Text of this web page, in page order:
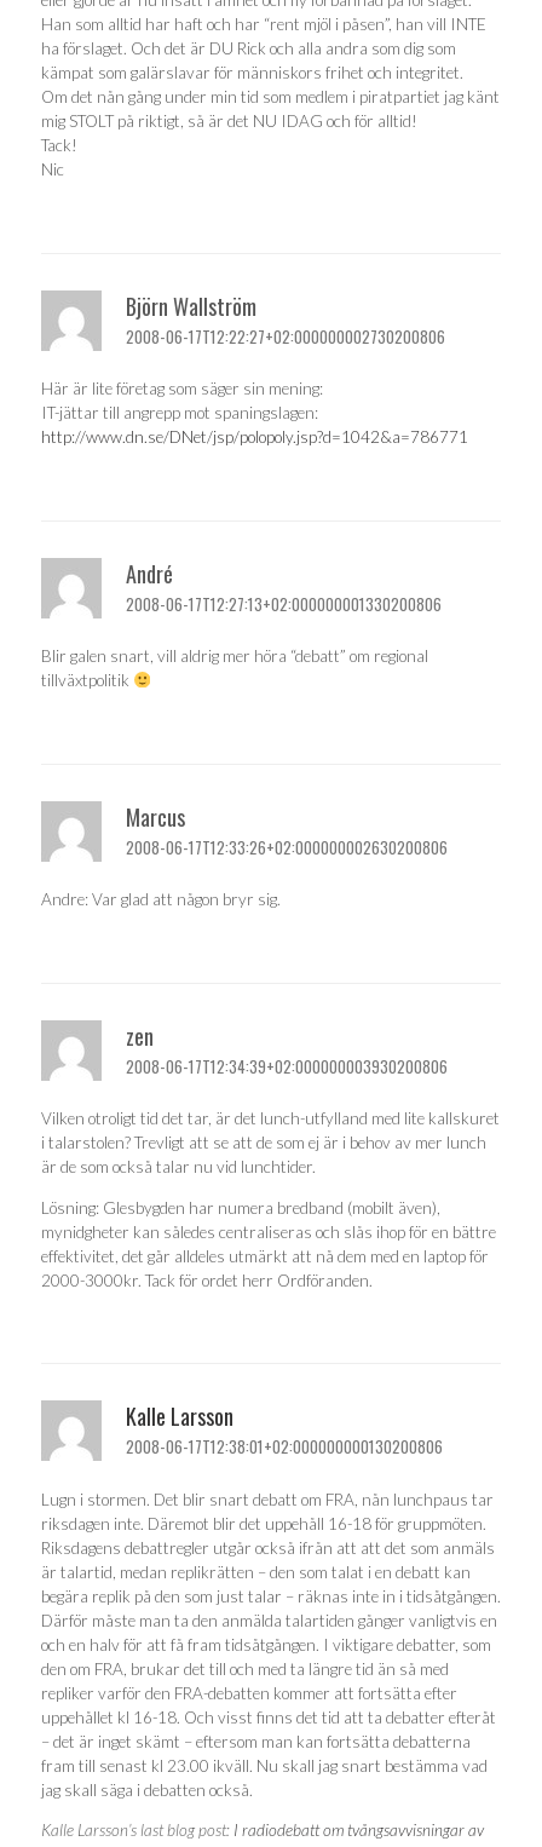
Han som alltid har haft och har “rent mjöl i påsen”, han vill INTE
ha förslaget. Och det är DU Rick och alla andra som dig som
kämpat som galärslavar för människors frihet och integritet.
Om det nån gång under min tid som medlem i piratpartiet jag känt
mig STOLT på riktigt, så är det NU IDAG och för alltid!
Tack!
Nic
Björn Wallström
2008-06-17T12:22:27+02:000000002730200806
Här är lite företag som säger sin mening:
IT-jättar till angrepp mot spaningslagen:
http://www.dn.se/DNet/jsp/polopoly.jsp?d=1042&a=786771
André
2008-06-17T12:27:13+02:000000001330200806
Blir galen snart, vill aldrig mer höra “debatt” om regional
tillväxtpolitik
Marcus
2008-06-17T12:33:26+02:000000002630200806
Andre: Var glad att någon bryr sig.
zen
2008-06-17T12:34:39+02:000000003930200806
Vilken otroligt tid det tar, är det lunch-utfylland med lite kallskuret
i talarstolen? Trevligt att se att de som ej är i behov av mer lunch
är de som också talar nu vid lunchtider.
Lösning: Glesbygden har numera bredband (mobilt även),
mynidgheter kan således centraliseras och slås ihop för en bättre
effektivitet, det går alldeles utmärkt att nå dem med en laptop för
2000-3000kr. Tack för ordet herr Ordföranden.
Kalle Larsson
2008-06-17T12:38:01+02:000000000130200806
Lugn i stormen. Det blir snart debatt om FRA, nån lunchpaus tar
riksdagen inte. Däremot blir det uppehåll 16-18 för gruppmöten.
Riksdagens debattregler utgår också ifrån att att det som anmäls
är talartid, medan replikrätten – den som talat i en debatt kan
begära replik på den som just talar – räknas inte in i tidsåtgången.
Därför måste man ta den anmälda talartiden gånger vanligtvis en
och en halv för att få fram tidsåtgången. I viktigare debatter, som
den om FRA, brukar det till och med ta längre tid än så med
repliker varför den FRA-debatten kommer att fortsätta efter
uppehållet kl 16-18. Och visst finns det tid att ta debatter efteråt
– det är inget skämt – eftersom man kan fortsätta debatterna
fram till senast kl 23.00 ikväll. Nu skall jag snart bestämma vad
jag skall säga i debatten också.
Kalle Larsson’s last blog post: I radiodebatt om tvångsavvisningar av